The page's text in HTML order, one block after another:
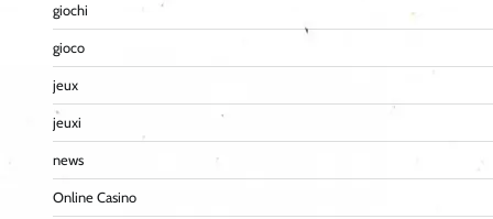
giochi
gioco
jeux
jeuxi
news
Online Casino